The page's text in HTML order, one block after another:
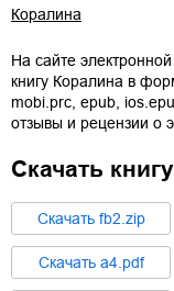
Коралина
На сайте
книгу Коралина в
mobi.prc epub
отзывы и рецензии о
Скачать
Cкачать fb2.zip
Cкачать a4.pdf